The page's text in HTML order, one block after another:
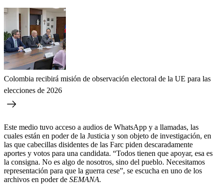
Colombia recibirá misión de observación electoral de la UE para las
elecciones de 2026
Este medio tuvo acceso a audios de WhatsApp y a llamadas, las
cuales están en poder de la Justicia y son objeto de investigación, en
las que cabecillas disidentes de las Farc piden descaradamente
aportes y votos para una candidata. “Todos tienen que apoyar, esa es
la consigna. No es algo de nosotros, sino del pueblo. Necesitamos
representación para que la guerra cese”, se escucha en uno de los
archivos en poder de SEMANA.